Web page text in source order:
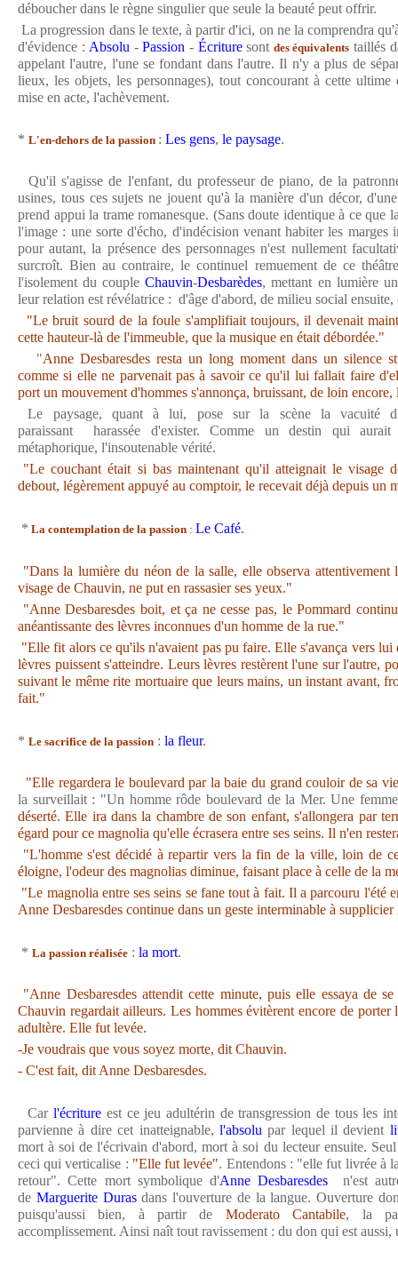
déboucher dans le règne singulier que seule la beauté peut offrir.
La progression dans le texte, à partir d'ici, on ne la comprendra
d'évidence : Absolu -Passion - Écrituresont des équivalents taillés
appelant l'autre, l'une se fondant dans l'autre. Il n'y a plus de
lieux, les objets, les personnages), tout concourant à cette
mise en acte, l'achèvement.
* L'en-dehors de la passion : Les gens, le paysage.
Qu'il s'agisse de l'enfant, du professeur de piano, de la
usines, tous ces sujets ne jouent qu'à la manière d'un décor,
prend appui la trame romanesque. (Sans doute identique à ce que
l'image : une sorte d'écho, d'indécision venant habiter les marges
pour autant, la présence des personnages n'est nullement
surcroît. Bien au contraire, le continuel remuement de ce
l'isolement du coupleChauvin-Desbarèdes, mettant en lumière
leur relation est révélatrice : d'âge d'abord, de milieu social
"Le bruit sourd de la foule s'amplifiait toujours, il devenait
cette hauteur-là de l'immeuble, que la musique en était débordée."
"Anne Desbaresdes resta un long moment dans un silence
comme si elle ne parvenait pas à savoir ce qu'il lui fallait faire
port un mouvement d'hommes s'annonça, bruissant, de loin
Le paysage, quant à lui, pose sur la scène la vacuité
paraissant harassée d'exister. Comme un destin qui
métaphorique, l'insoutenable vérité.
"Le couchant était si bas maintenant qu'il atteignait le visage
debout, légèrement appuyé au comptoir, le recevait déjà depuis un
* La contemplation de la passion : Le Café.
"Dans la lumière du néon de la salle, elle observa attentivement
visage de Chauvin, ne put en rassasier ses yeux."
"Anne Desbaresdes boit, et ça ne cesse pas, le Pommard
anéantissante des lèvres inconnues d'un homme de la rue."
"Elle fit alors ce qu'ils n'avaient pas pu faire. Elle s'avança vers lui
lèvres puissent s'atteindre. Leurs lèvres restèrent l'une sur l'autre,
suivant le même rite mortuaire que leurs mains, un instant avant,
fait."
* Le sacrifice de la passion : la fleur.
"Elle regardera le boulevard par la baie du grand couloir de sa
la surveillait : "Un homme rôde boulevard de la Mer. Une
déserté. Elle ira dans la chambre de son enfant, s'allongera par
égard pour ce magnolia qu'elle écrasera entre ses seins. Il n'en
"L'homme s'est décidé à repartir vers la fin de la ville, loin de
éloigne, l'odeur des magnolias diminue, faisant place à celle de la
"Le magnolia entre ses seins se fane tout à fait. Il a parcouru l'été
Anne Desbaresdes continue dans un geste interminable à
* La passion réalisée : la mort.
"Anne Desbaresdes attendit cette minute, puis elle essaya de
Chauvin regardait ailleurs. Les hommes évitèrent encore de porter
adultère. Elle fut levée.
-Je voudrais que vous soyez morte, dit Chauvin.
- C'est fait, dit Anne Desbaresdes.
Carl'écriture est ce jeu adultérin de transgression de tous les
parvienne à dire cet inatteignable, l'absolu par lequel il devient
mort à soi de l'écrivain d'abord, mort à soi du lecteur ensuite.
ceci qui verticalise : "Elle fut levée". Entendons : "elle fut livrée à
retour". Cette mort symbolique d'Anne Desbaresdes n'est
de Marguerite Durasdans l'ouverture de la langue. Ouverture
puisqu'aussi bien, à partir de Moderato Cantabile, la
accomplissement. Ainsi naît tout ravissement : du don qui est aussi,